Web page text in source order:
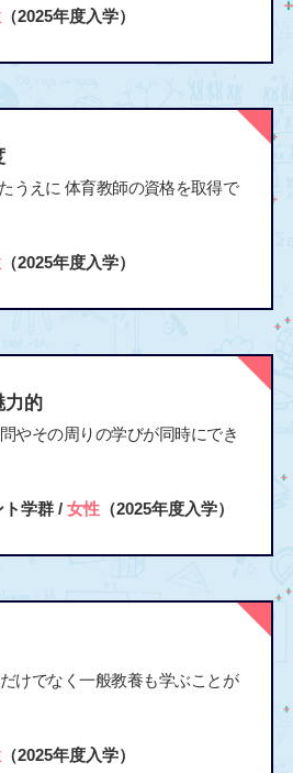
（2025年度入学）
うえに 体育教師の資格を取得で
（2025年度入学）
力的
やその周りの学びが同時にでき
ト学群 / 女性（2025年度入学）
けでなく一般教養も学ぶことが
（2025年度入学）